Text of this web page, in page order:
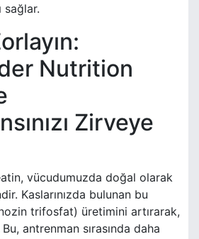
sağlar.
Nutrition
Zirveye
vücudumuzda doğal olarak
Kaslarınızda bulunan bu
trifosfat) üretimini artırarak,
antrenman sırasında daha